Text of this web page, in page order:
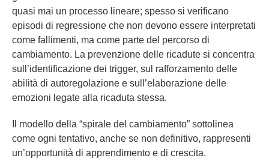
quasi mai un processo lineare; spesso si verificano
episodi di regressione che non devono essere interpretati
come fallimenti, ma come parte del percorso di
cambiamento. La prevenzione delle ricadute si concentra
sull’identificazione dei trigger, sul rafforzamento delle
abilità di autoregolazione e sull’elaborazione delle
emozioni legate alla ricaduta stessa.
Il modello della “spirale del cambiamento” sottolinea
come ogni tentativo, anche se non definitivo, rappresenti
un’opportunità di apprendimento e di crescita.